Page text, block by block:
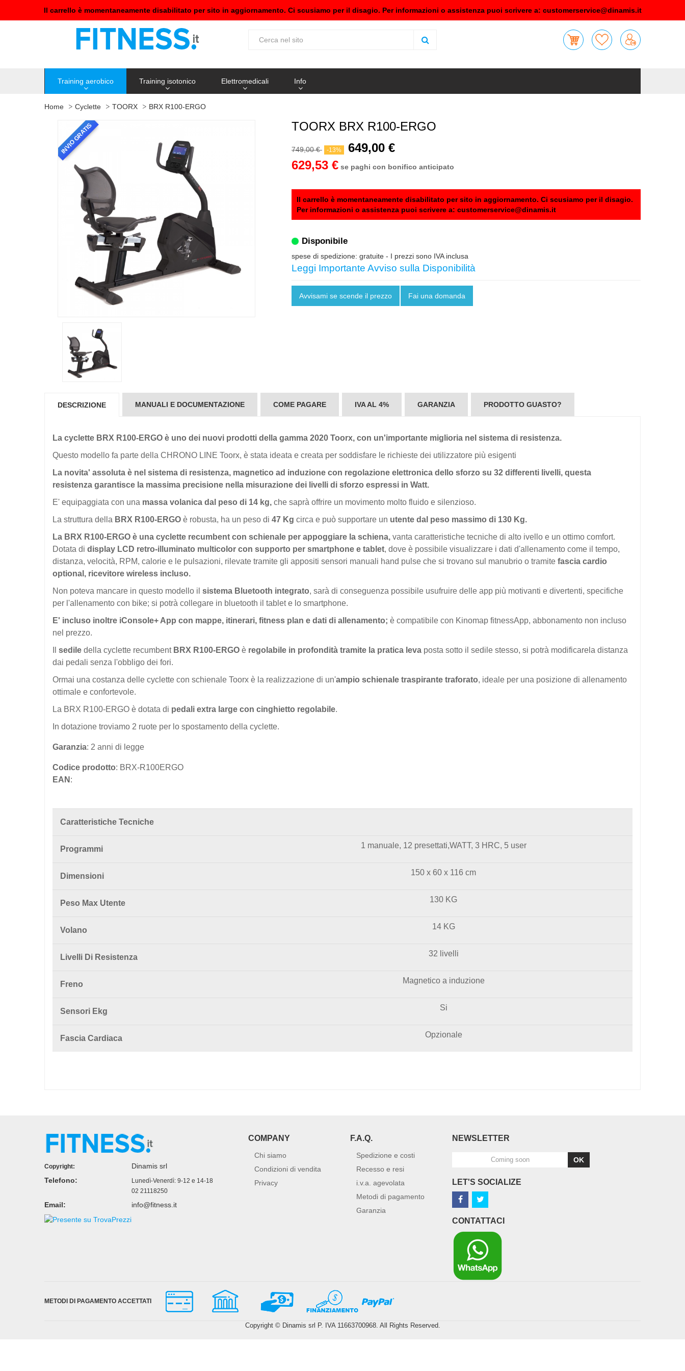
Il carrello è momentaneamente disabilitato per sito in aggiornamento. Ci scusiamo per il disagio. Per informazioni o assistenza puoi scrivere a: customerservice@dinamis.it
Training aerobico Training isotonico Elettromedicali Info
Home Cyclette TOORX BRX R100-ERGO
INVIO GRATIS TOORX BRX R100-ERGO
749,00 € -13%
649,00 €
629,53 € se paghi con bonifico anticipato
Il carrello è momentaneamente disabilitato per sito in aggiornamento. Ci scusiamo per il disagio.
Per informazioni o assistenza puoi scrivere a: customerservice@dinamis.it
Disponibile
spese di spedizione: gratuite - I prezzi sono IVA inclusa
Leggi Importante Avviso sulla Disponibilità
Avvisami se scende il prezzo Fai una domanda
DESCRIZIONE MANUALI E DOCUMENTAZIONE COME PAGARE IVA AL 4% GARANZIA PRODOTTO GUASTO?
La cyclette BRX R100-ERGO è uno dei nuovi prodotti della gamma 2020 Toorx, con un'importante miglioria nel sistema di resistenza.
Questo modello fa parte della CHRONO LINE Toorx, è stata ideata e creata per soddisfare le richieste dei utilizzatore più esigenti
La novita' assoluta è nel sistema di resistenza, magnetico ad induzione con regolazione elettronica dello sforzo su 32 differenti livelli, questa
resistenza garantisce la massima precisione nella misurazione dei livelli di sforzo espressi in Watt.
E' equipaggiata con una massa volanica dal peso di 14 kg, che saprà offrire un movimento molto fluido e silenzioso.
La struttura della BRX R100-ERGO è robusta, ha un peso di 47 Kg circa e può supportare un utente dal peso massimo di 130 Kg.
La BRX R100-ERGO è una cyclette recumbent con schienale per appoggiare la schiena, vanta caratteristiche tecniche di alto ivello e un ottimo comfort.
Dotata di display LCD retro-illuminato multicolor con supporto per smartphone e tablet, dove è possibile visualizzare i dati d'allenamento come il tempo,
distanza, velocità, RPM, calorie e le pulsazioni, rilevate tramite gli appositi sensori manuali hand pulse che si trovano sul manubrio o tramite fascia cardio
optional, ricevitore wireless incluso.
Non poteva mancare in questo modello il sistema Bluetooth integrato, sarà di conseguenza possibile usufruire delle app più motivanti e divertenti, specifiche
per l'allenamento con bike; si potrà collegare in bluetooth il tablet e lo smartphone.
E' incluso inoltre iConsole+ App con mappe, itinerari, fitness plan e dati di allenamento; è compatibile con Kinomap fitnessApp, abbonamento non incluso
nel prezzo.
sedile della cyclette recumbent BRX R100-ERGO è regolabile in profondità tramite la pratica leva posta sotto il sedile stesso, si potrà modificarela distanza
dai pedali senza l'obbligo dei fori.
Ormai una costanza delle cyclette con schienale Toorx è la realizzazione di un'ampio schienale traspirante traforato, ideale per una posizione di allenamento
ottimale e confortevole.
La BRX R100-ERGO è dotata di pedali extra large con cinghietto regolabile.
In dotazione troviamo 2 ruote per lo spostamento della cyclette.
Garanzia: 2 anni di legge
Codice prodotto: BRX-R100ERGO
EAN :
Caratteristiche Tecniche
Programmi 1 manuale, 12 presettati,WATT, 3 HRC, 5 user
Dimensioni 150 x 60 x 116 cm
Peso Max Utente 130 KG
Volano 14 KG
Livelli Di Resistenza 32 livelli
Freno Magnetico a induzione
Sensori Ekg Si
Fascia Cardiaca Opzionale
Copyright:
Dinamis srl
Telefono:
Lunedì-Venerdì: 9-12 e 14-18
02 21118250
Email: info@fitness.it
COMPANY
Chi siamo
Condizioni di vendita
Privacy
F.A.Q.
Spedizione e costi
Recesso e resi
i.v.a. agevolata
Metodi di pagamento
Garanzia
NEWSLETTER
OK
LET'S SOCIALIZE
CONTATTACI
METODI DI PAGAMENTO ACCETTATI
Copyright © Dinamis srl P. IVA 11663700968. All Rights Reserved.